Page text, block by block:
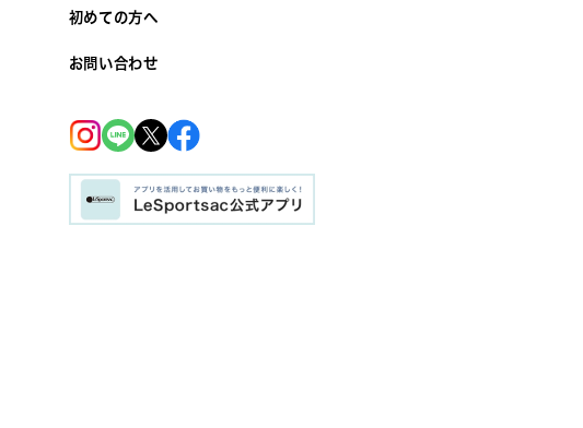
初めての方へ
お問い合わせ